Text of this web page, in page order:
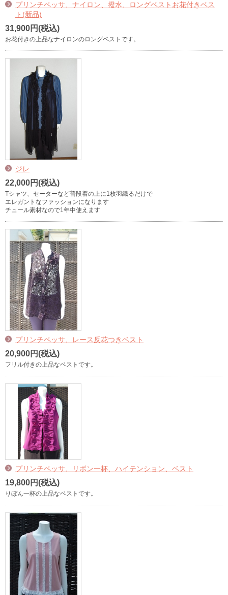
プリンチペッサ、ナイロン、撥水、ロングベストお花付きベス
ト(新品)
31,900円(税込)
お花付きの上品なナイロンのロングベストです。
ジレ
22,000円(税込)
Tシャツ、セーターなど普段着の上に1枚羽織るだけで
エレガントなファッションになります
チュール素材なので1年中使えます
プリンチペッサ、レース反花つきベスト
20,900円(税込)
フリル付きの上品なベストです。
プリンチペッサ、リボン一杯、ハイテンション、ベスト
19,800円(税込)
りぼん一杯の上品なベストです。